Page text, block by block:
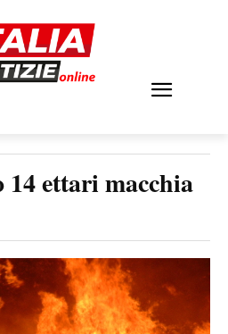
14 ettari macchia